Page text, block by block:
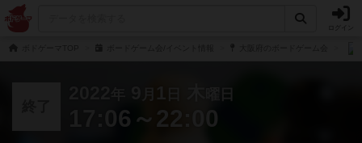
1 曜日
17:06～22:00